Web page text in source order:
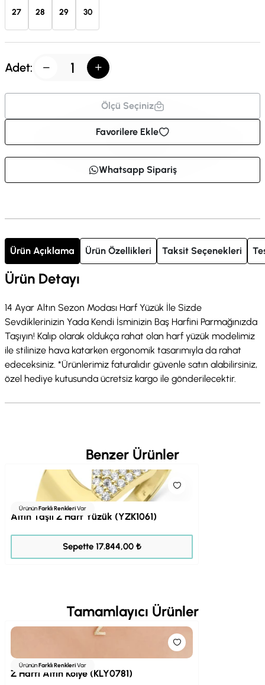
27 28 29 30
Adet:
Ölçü Seçiniz
Favorilere Ekle
Whatsapp Sipariş
Ürün Açıklama Ürün Özellikleri Taksit Seçenekleri
Ürün Detayı
14 Ayar Altın Sezon Modası Harf Yüzük İle Sizde
Sevdiklerinizin Yada Kendi İsminizin Baş Harfini Parmağınızda
Taşıyın! Kalıp olarak oldukça rahat olan harf yüzük modelimiz
ile stilinize hava katarken ergonomik tasarımıyla da rahat
edeceksiniz. *Ürünlerimiz faturalıdır güvenle satın alabilirsiniz,
özel hediye kutusunda ücretsiz kargo ile gönderilecektir.
Benzer Ürünler
ÜrününFarklı RenkleriVar
Altın Taşlı Z Harf Yüzük (YZK1061)
Sepette 17.844,00 ₺
Tamamlayıcı Ürünler
ÜrününFarklı RenkleriVar
Z Harfi Altın Kolye (KLY0781)